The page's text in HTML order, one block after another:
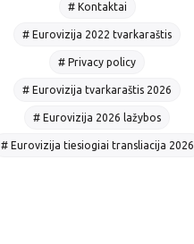
# Kontaktai
# Eurovizija 2022 tvarkaraštis
# Privacy policy
# Eurovizija tvarkaraštis 2026
# Eurovizija 2026 lažybos
# Eurovizija tiesiogiai transliacija 2026